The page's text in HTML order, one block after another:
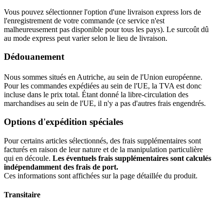
Vous pouvez sélectionner l'option d'une livraison express lors de
l'enregistrement de votre commande (ce service n'est
malheureusement pas disponible pour tous les pays). Le surcoût dû
au mode express peut varier selon le lieu de livraison.
Dédouanement
Nous sommes situés en Autriche, au sein de l'Union européenne.
Pour les commandes expédiées au sein de l'UE, la TVA est donc
incluse dans le prix total. Étant donné la libre-circulation des
marchandises au sein de l'UE, il n'y a pas d'autres frais engendrés.
Options d'expédition spéciales
Pour certains articles sélectionnés, des frais supplémentaires sont
facturés en raison de leur nature et de la manipulation particulière
qui en découle. Les éventuels frais supplémentaires sont calculés
indépendamment des frais de port.
Ces informations sont affichées sur la page détaillée du produit.
Transitaire